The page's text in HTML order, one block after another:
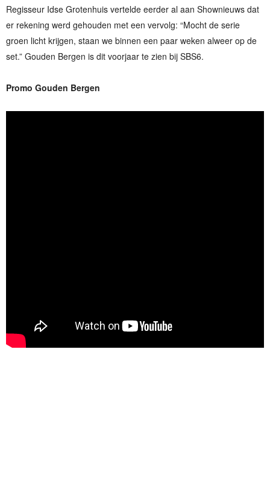
Regisseur Idse Grotenhuis vertelde eerder al aan Shownieuws dat
er rekening werd gehouden met een vervolg: “Mocht de serie
groen licht krijgen, staan we binnen een paar weken alweer op de
set.” Gouden Bergen is dit voorjaar te zien bij SBS6.
Promo Gouden Bergen